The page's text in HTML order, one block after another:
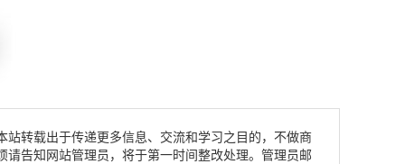
转载出于传递更多信息、交流和学习之目的，不做商
告知网站管理员，将于第一时间整改处理。管理员邮